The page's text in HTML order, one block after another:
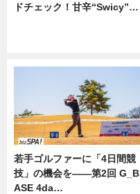
ドチェック！甘辛“Swicy”…
若手ゴルファーに「4日間競
技」の機会を——第2回 G_B
ASE 4da…